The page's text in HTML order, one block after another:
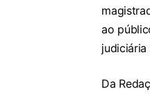
ao
Da